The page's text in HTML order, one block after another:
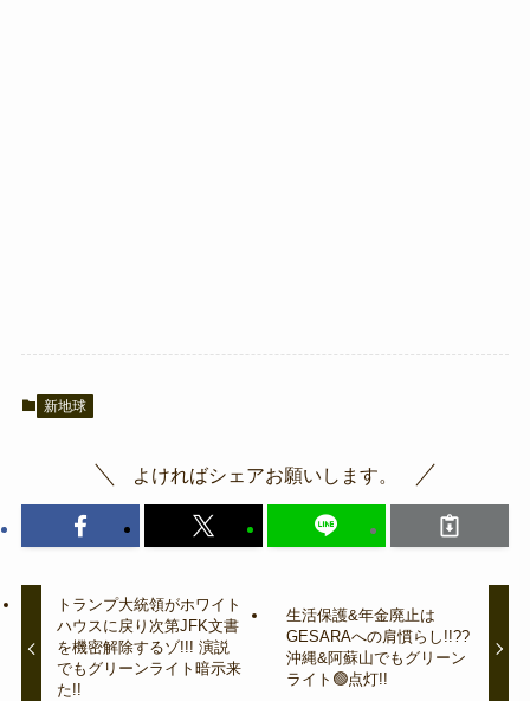
新地球
よければシェアお願いします。
トランプ大統領がホワイト
ハウスに戻り次第JFK文書
を機密解除するゾ!!! 演説
でもグリーンライト暗示来
た!!
生活保護&年金廃止は
GESARAへの肩慣らし!!??
沖縄&阿蘇山でもグリーン
ライト🟢点灯!!